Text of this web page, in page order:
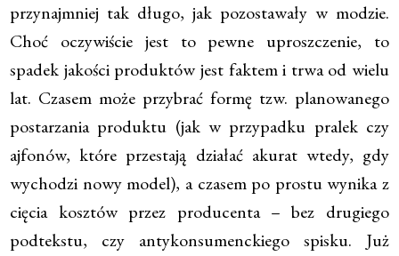
przynajmniej tak długo, jak pozostawały w modzie.
Choć oczywiście jest to pewne uproszczenie, to
spadek jakości produktów jest faktem i trwa od wielu
lat. Czasem może przybrać formę tzw. planowanego
postarzania produktu (jak w przypadku pralek czy
ajfonów, które przestają działać akurat wtedy, gdy
wychodzi nowy model), a czasem po prostu wynika z
cięcia kosztów przez producenta – bez drugiego
podtekstu, czy antykonsumenckiego spisku. Już